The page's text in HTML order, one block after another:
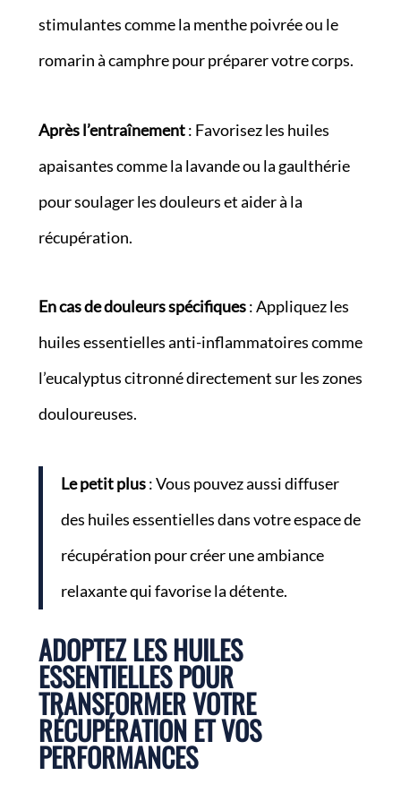
stimulantes comme la menthe poivrée ou le
romarin à camphre pour préparer votre corps.
Après l’entraînement: Favorisez les huiles
apaisantes comme la lavande ou la gaulthérie
pour soulager les douleurs et aider à la
récupération.
En cas de douleurs spécifiques: Appliquez les
huiles essentielles anti-inflammatoires comme
l’eucalyptus citronné directement sur les zones
douloureuses.
Le petit plus: Vous pouvez aussi diffuser
des huiles essentielles dans votre espace de
récupération pour créer une ambiance
relaxante qui favorise la détente.
ADOPTEZ LES HUILES
ESSENTIELLES POUR
TRANSFORMER VOTRE
RÉCUPÉRATION ET VOS
PERFORMANCES